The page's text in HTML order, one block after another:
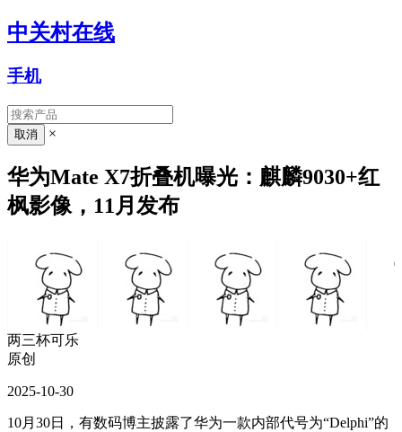
中关村在线
手机
×
华为Mate X7折叠机曝光：麒麟9030+红
枫影像，11月发布
两三杯可乐
原创
2025-10-30
10月30日，有数码博主披露了华为一款内部代号为“Delphi”的